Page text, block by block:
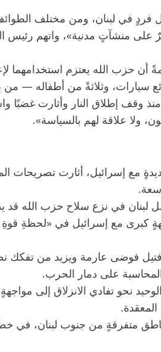
في لبنان، ومن مختلف الطوائف،
منشآتٍ مدنية»، واتهم رئيس
حزب الله يعتزم استخدامهما
وثلاثةً من أطفاله — من
وقف إطلاق النار وأثارت غضبًا
ولا علاقة لهم بالسياسة».
مع إسرائيل، أثارت
في نزع سلاح حزب الله قد
كبرى مع إسرائيل في «لحظةِ
فوضى عارمة ويزيد من تفكك
على دمار الحرب.
نحو تفادي الانزلاق إلى
متفرقةٍ من جنوب لبنان، في